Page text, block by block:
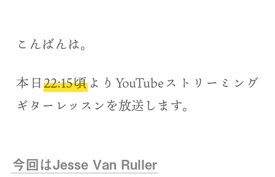
こんばんは。
本日22:15頃よりYouTubeストリーミング
ギターレッスンを放送します。
今回はJesse Van Ruller